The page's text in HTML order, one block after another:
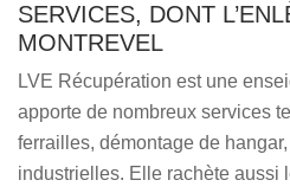
SERVICES, DONT
MONTREVEL
LVE Récupération est une
apporte de nombreux services
ferrailles, démontage de
industrielles. Elle rachète aussi